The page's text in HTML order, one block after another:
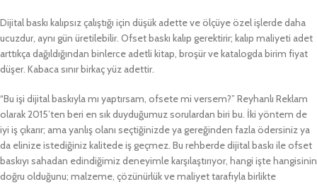
Dijital baskı kalıpsız çalıştığı için düşük adette ve ölçüye özel işlerde daha
ucuzdur, aynı gün üretilebilir. Ofset baskı kalıp gerektirir; kalıp maliyeti adet
arttıkça dağıldığından binlerce adetli kitap, broşür ve katalogda birim fiyat
düşer. Kabaca sınır birkaç yüz adettir.
“Bu işi dijital baskıyla mı yaptırsam, ofsete mi versem?” Reyhanlı Reklam
olarak 2015’ten beri en sık duyduğumuz sorulardan biri bu. İki yöntem de
iyi iş çıkarır; ama yanlış olanı seçtiğinizde ya gereğinden fazla ödersiniz ya
da elinize istediğiniz kalitede iş geçmez. Bu rehberde dijital baskı ile ofset
baskıyı sahadan edindiğimiz deneyimle karşılaştırıyor, hangi işte hangisinin
doğru olduğunu; malzeme, çözünürlük ve maliyet tarafıyla birlikte